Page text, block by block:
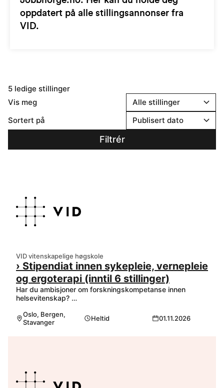
oppdatert på alle stillingsannonser fra
VID.
5 ledige stillinger
Vis meg
Sortert på
Filtrér
VID vitenskapelige høgskole
› Stipendiat innen sykepleie, vernepleie
og ergoterapi (inntil 6 stillinger)
Har du ambisjoner om forskningskompetanse innen
helsevitenskap? …
Oslo, Bergen,
Stavanger
Heltid 01.11.2026